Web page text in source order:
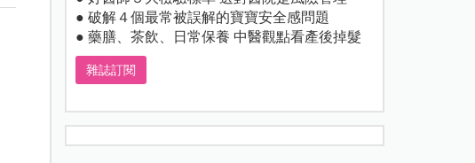
● 破解４個最常被誤解的寶寶安全感問題
● 藥膳、茶飲、日常保養 中醫觀點看產後掉髮
雜誌訂閱